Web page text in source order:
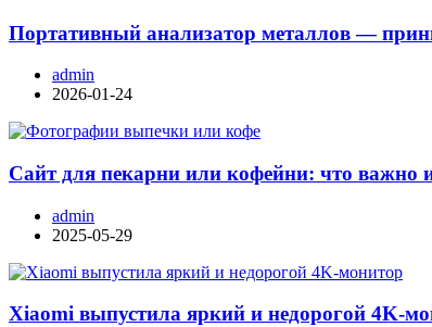
Портативный анализатор металлов —
admin
2026-01-24
Сайт для пекарни или кофейни: что важно
admin
2025-05-29
Xiaomi выпустила яркий и недорогой 4K-